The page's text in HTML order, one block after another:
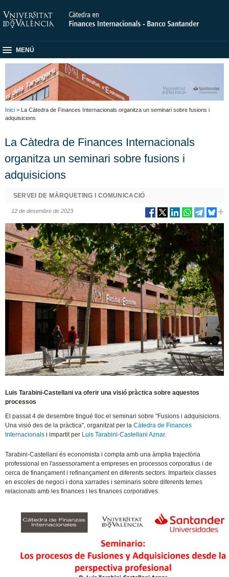
MENÚ
Inici > La Càtedra de Finances Internacionals organitza un seminari sobre fusions i
adquisicions
La Càtedra de Finances Internacionals
organitza un seminari sobre fusions i
adquisicions
SERVEI DE MÀRQUETING I COMUNICACIÓ
12 de desembre de 2023
Luis Tarabini-Castellani va oferir una visió pràctica sobre aquestos
processos
El passat 4 de desembre tingué lloc el seminari sobre "Fusions i adquisicions.
Una visió des de la pràctica", organitzat per laCàtedra de Finances
Internacionals i impartit per Luis Tarabini-Castellani Aznar.
Tarabini-Castellani és economista i compta amb una àmplia trajectòria
professional en l'assessorament a empreses en processos corporatius i de
cerca de finançament i refinançament en diferents sectors. Imparteix classes
en escoles de negoci i dona xarrades i seminaris sobre diferents temes
relacionats amb les finances i les finances corporatives.